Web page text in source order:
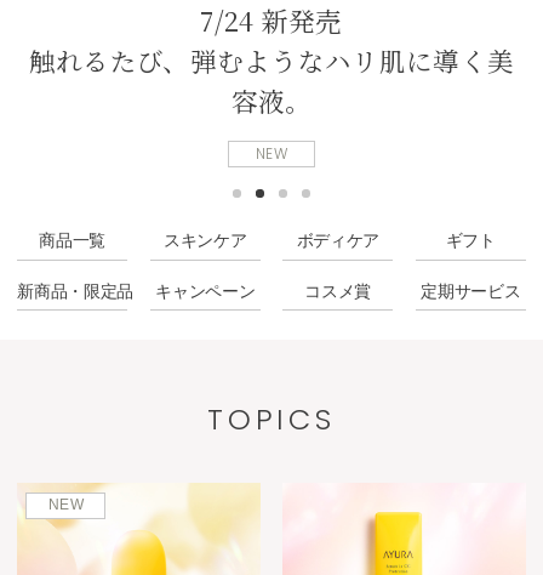
7/24 新発売
触れるたび、弾むようなハリ肌に導く美
容液。
NEW
商品一覧 スキンケア ボディケア ギフト
新商品・限定品 キャンペーン コスメ賞 定期サービス
TOPICS
NEW